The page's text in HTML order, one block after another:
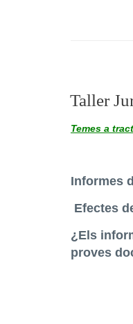
Taller
Temes a
Informes
Efectes
¿Els
proves